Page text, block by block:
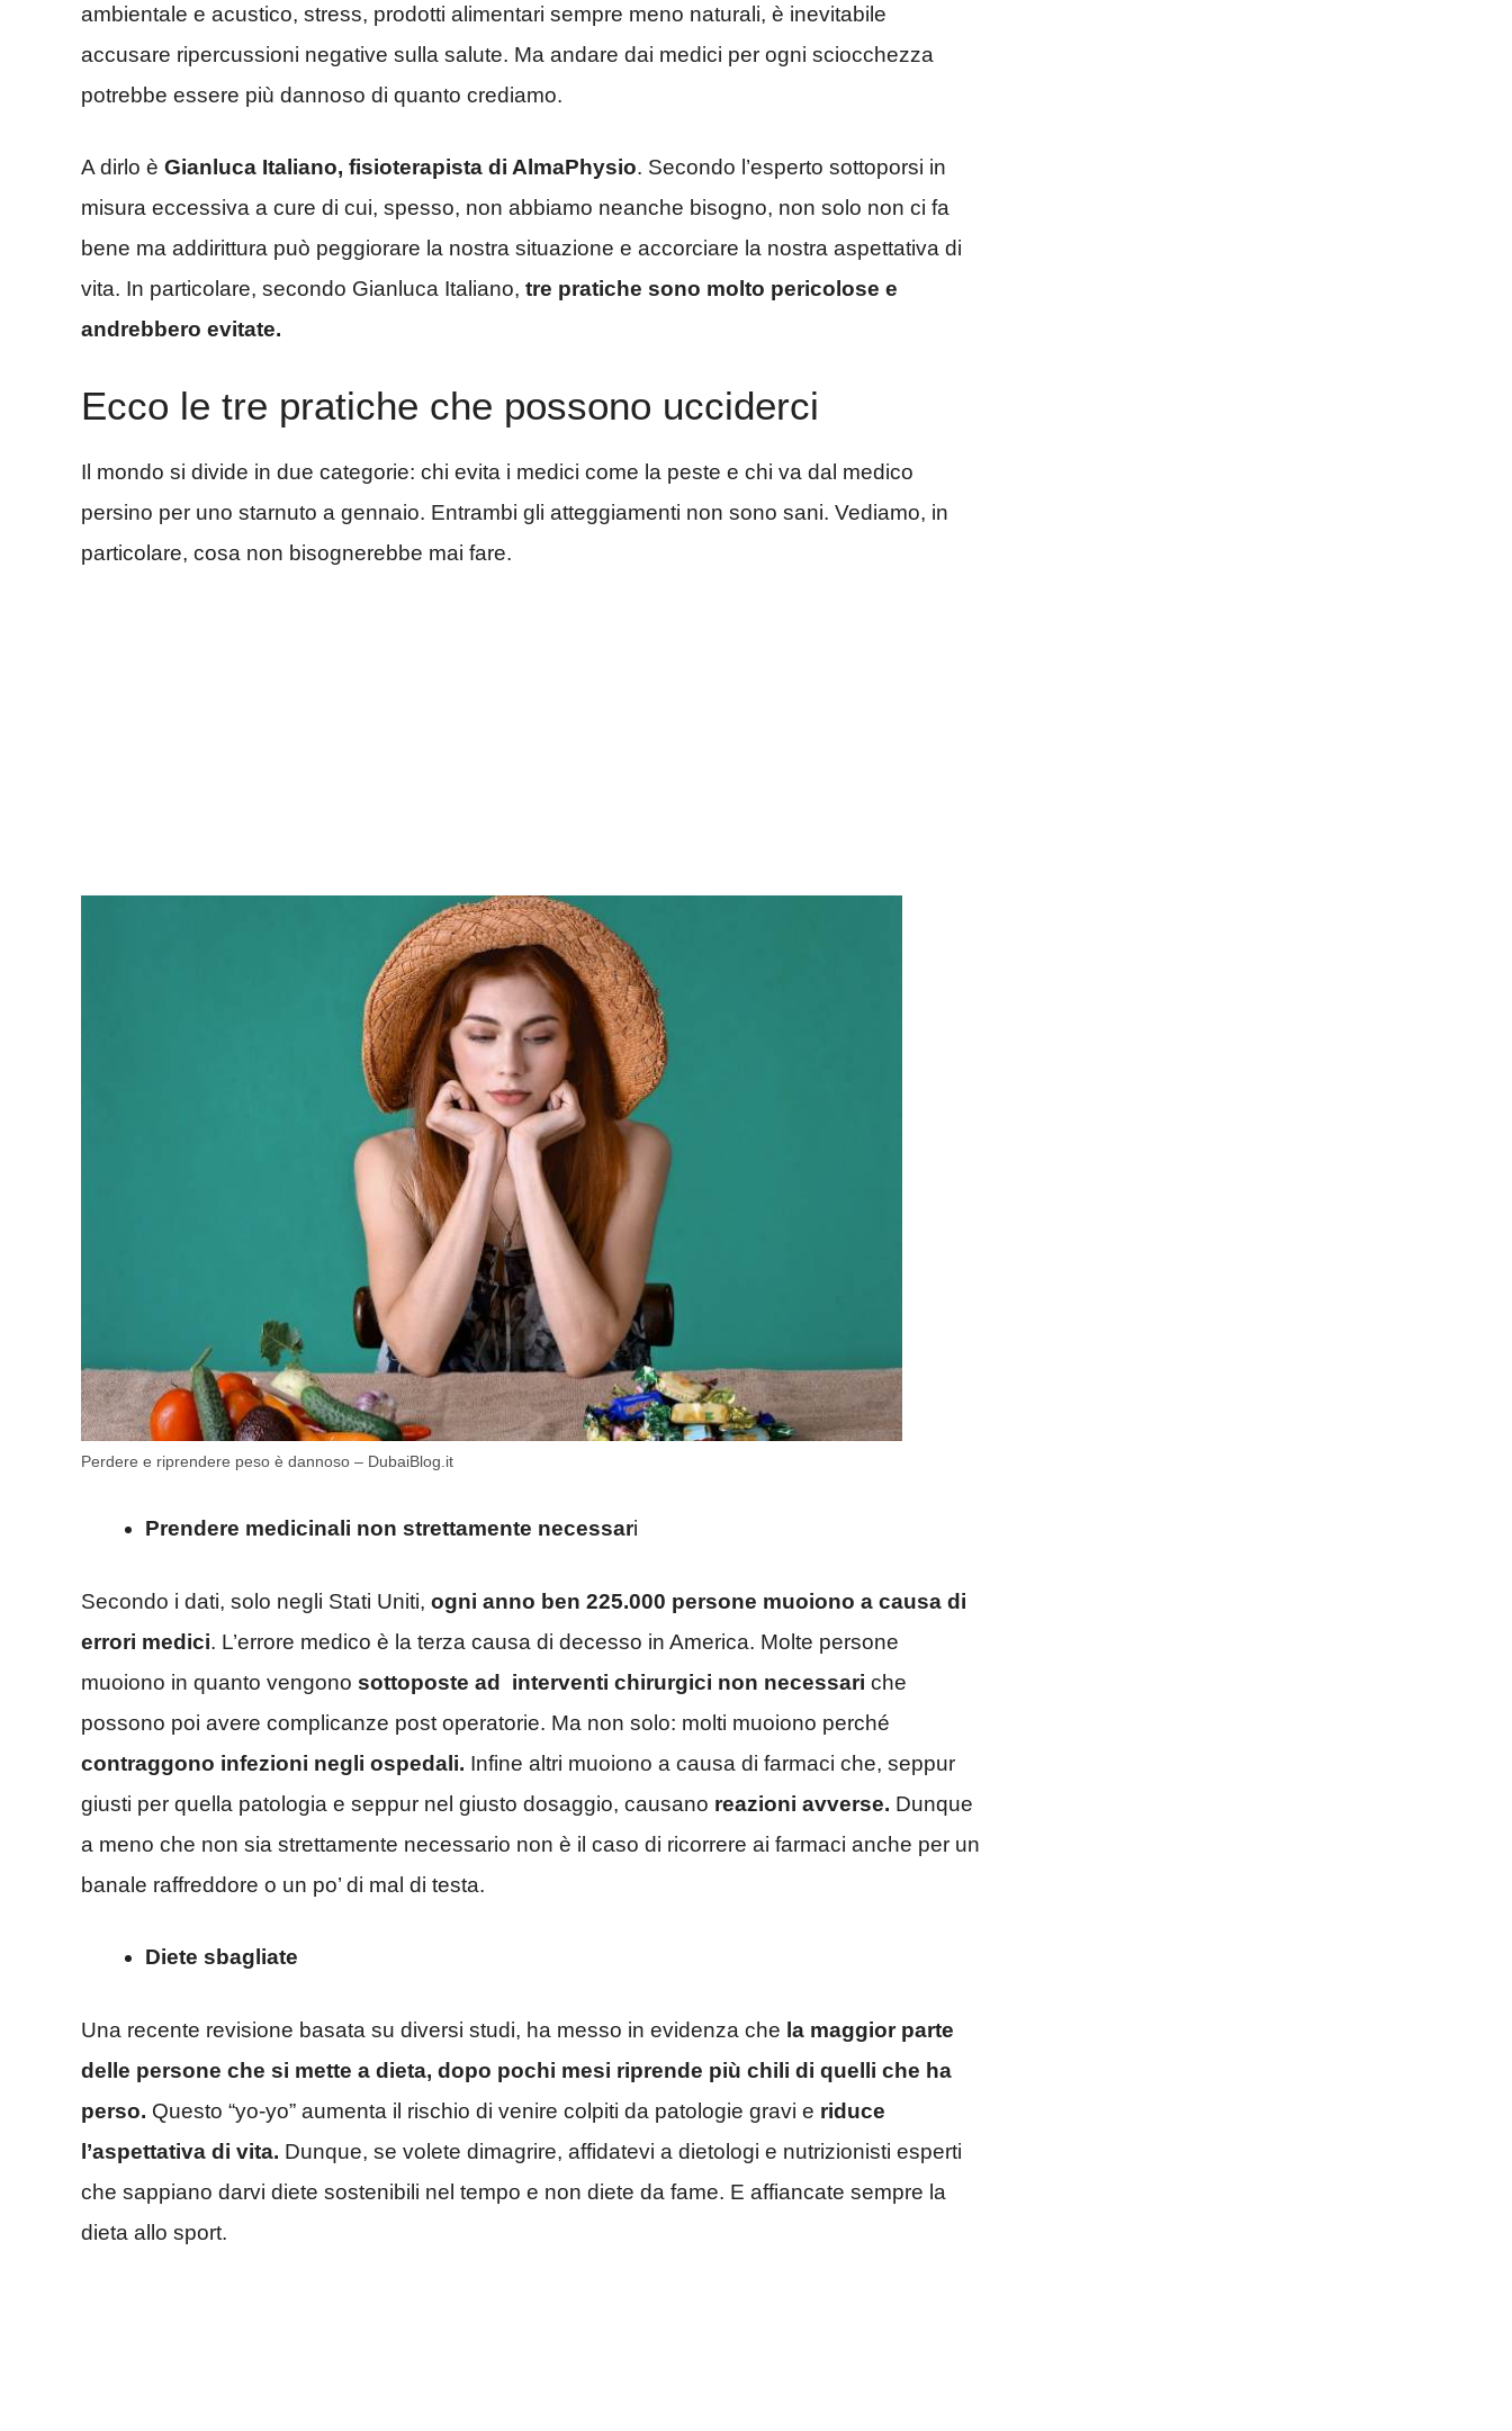
ambientale e acustico, stress, prodotti alimentari sempre meno naturali, è inevitabile
accusare ripercussioni negative sulla salute. Ma andare dai medici per ogni sciocchezza
potrebbe essere più dannoso di quanto crediamo.
A dirlo è Gianluca Italiano, fisioterapista di AlmaPhysio. Secondo l’esperto sottoporsi in
misura eccessiva a cure di cui, spesso, non abbiamo neanche bisogno, non solo non ci fa
bene ma addirittura può peggiorare la nostra situazione e accorciare la nostra aspettativa di
vita. In particolare, secondo Gianluca Italiano, tre pratiche sono molto pericolose e
andrebbero evitate.
Ecco le tre pratiche che possono ucciderci
Il mondo si divide in due categorie: chi evita i medici come la peste e chi va dal medico
persino per uno starnuto a gennaio. Entrambi gli atteggiamenti non sono sani. Vediamo, in
particolare, cosa non bisognerebbe mai fare.
Perdere e riprendere peso è dannoso – DubaiBlog.it
Prendere medicinali non strettamente necessari
Secondo i dati, solo negli Stati Uniti, ogni anno ben 225.000 persone muoiono a causa di
errori medici. L’errore medico è la terza causa di decesso in America. Molte persone
muoiono in quanto vengono sottoposte ad interventi chirurgici non necessari che
possono poi avere complicanze post operatorie. Ma non solo: molti muoiono perché
contraggono infezioni negli ospedali. Infine altri muoiono a causa di farmaci che, seppur
giusti per quella patologia e seppur nel giusto dosaggio, causano reazioni avverse. Dunque
a meno che non sia strettamente necessario non è il caso di ricorrere ai farmaci anche per un
banale raffreddore o un po’ di mal di testa.
Diete sbagliate
Una recente revisione basata su diversi studi, ha messo in evidenza che la maggior parte
delle persone che si mette a dieta, dopo pochi mesi riprende più chili di quelli che ha
perso. Questo “yo-yo” aumenta il rischio di venire colpiti da patologie gravi e riduce
l’aspettativa di vita. Dunque, se volete dimagrire, affidatevi a dietologi e nutrizionisti esperti
che sappiano darvi diete sostenibili nel tempo e non diete da fame. E affiancate sempre la
dieta allo sport.